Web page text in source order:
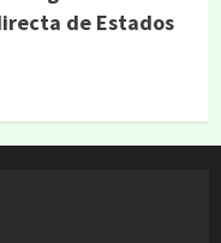
de Estados